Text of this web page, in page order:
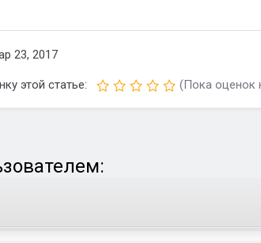
23, 2017
этой статье: (Пока оценок